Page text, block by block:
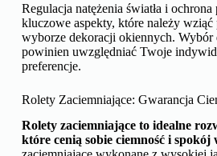
Regulacja natężenia światła i
kluczowe aspekty, które należy
wyborze dekoracji okiennych. Wybór
powinien uwzględniać Twoje
preferencje.
Rolety Zaciemniające: Gwarancja
Rolety zaciemniające to idealne
które cenią sobie ciemność i spokój